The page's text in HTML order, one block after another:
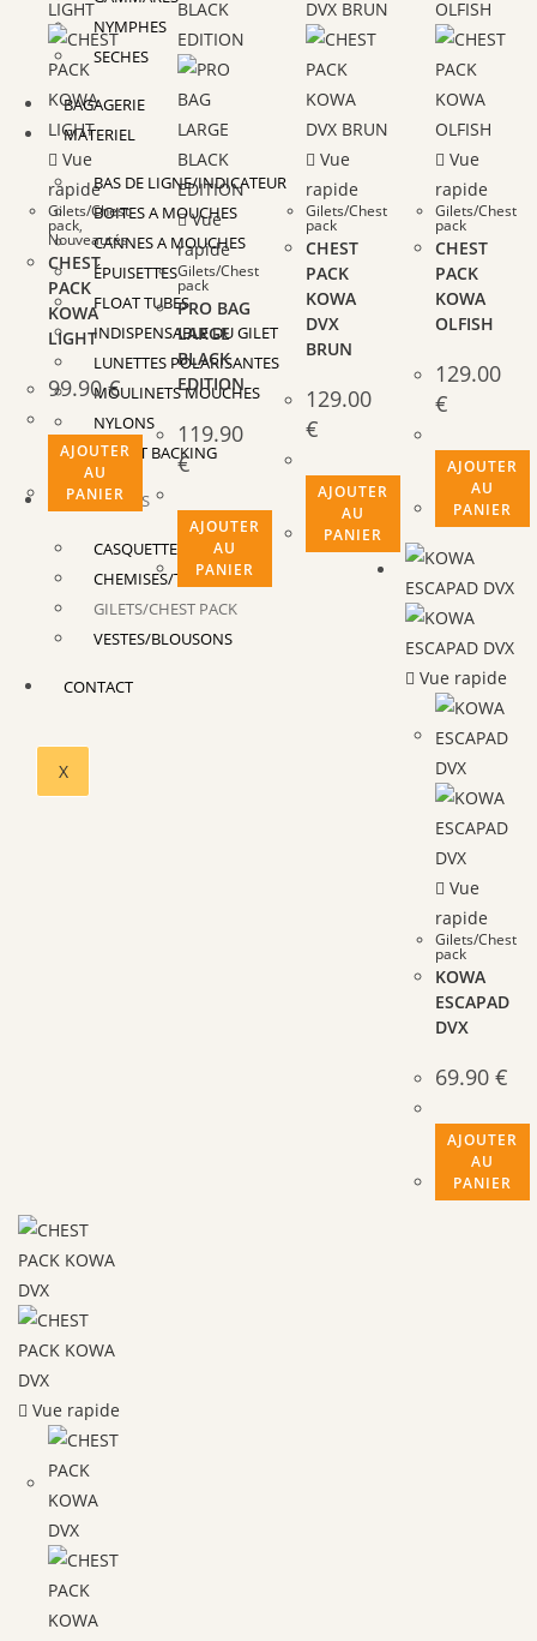
NYMPHES
SECHES
BAGAGERIE
MATERIEL
BAS DE LIGNE/INDICATEUR
BOITES A MOUCHES
CANNES A MOUCHES
ÉPUISETTES
FLOAT TUBES
INDISPENSABLE DU GILET
LUNETTES POLARISANTES
MOULINETS MOUCHES
NYLONS
SOIE ET BACKING
VETEMENTS
CASQUETTES/CHAPEAUX
CHEMISES/T-SHIRTS
GILETS/CHEST PACK
VESTES/BLOUSONS
CONTACT
X
Vue
rapide
Gilets/Chest
pack,
Nouveautés
CHEST
PACK
KOWA
LIGHT
99.90€
AJOUTER
AU
PANIER
Vue
rapide
Gilets/Chest
pack
PRO BAG
LARGE
BLACK
EDITION
119.90
€
AJOUTER
AU
PANIER
Vue
rapide
Gilets/Chest
pack
CHEST
PACK
KOWA
DVX
BRUN
129.00
€
AJOUTER
AU
PANIER
Vue
rapide
Gilets/Chest
pack
CHEST
PACK
KOWA
OLFISH
129.00
€
AJOUTER
AU
PANIER
Vue rapide
Vue
rapide
Gilets/Chest
pack
KOWA
ESCAPAD
DVX
69.90 €
AJOUTER
AU
PANIER
Vue rapide